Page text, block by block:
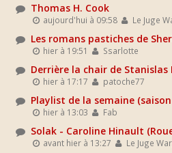
Thomas H. Cook
aujourd'hui à 09:58 Le Juge
Les romans pastiches de
hier à 19:51 Ssarlotte
Derrière la chair de Stanislas
hier à 17:17 patoche77
Playlist de la semaine
hier à 13:03 Fab
Solak - Caroline Hinault
avant hier à 13:27 Le Juge